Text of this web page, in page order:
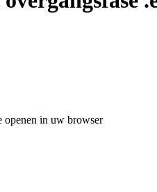
openen in uw browser